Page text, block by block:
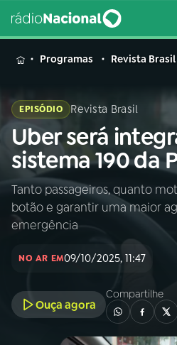
MENU
Buscar
na
Rádio
Nacional
Buscar
AO VIVO
01INÍCIO
02A RÁDIO
Programas Revista Brasil
EPISÓDIO Revista Brasil
Uber será
sistema 190 da
Tanto passageiros, quanto
botão e garantir uma maior
emergência
NO AR EM09/10/2025, 11:47
Ouça agora
Compartilhe